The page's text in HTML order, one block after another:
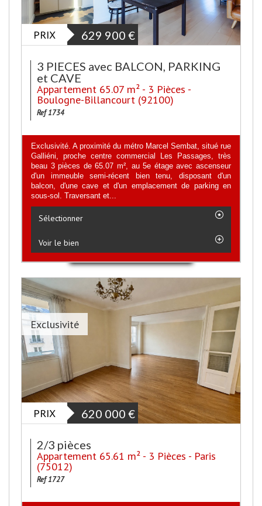
PRIX 629 900 €
3 PIECES avec BALCON, PARKING
et CAVE
Appartement 65.07 m² - 3 Pièces -
Boulogne-Billancourt (92100)
Ref 1734
Exclusivité. A proximité du métro Marcel Sembat, situé rue
Galliéni, proche centre commercial Les Passages, très
beau 3 pièces de 65.07 m², au 5e étage avec ascenseur
d'un immeuble semi-récent bien tenu, disposant d'un
balcon, d'une cave et d'un emplacement de parking en
sous-sol. Traversant et...
Sélectionner
Voir le bien
Exclusivité
PRIX 620 000 €
2/3 pièces
Appartement 65.61 m² - 3 Pièces - Paris
(75012)
Ref 1727